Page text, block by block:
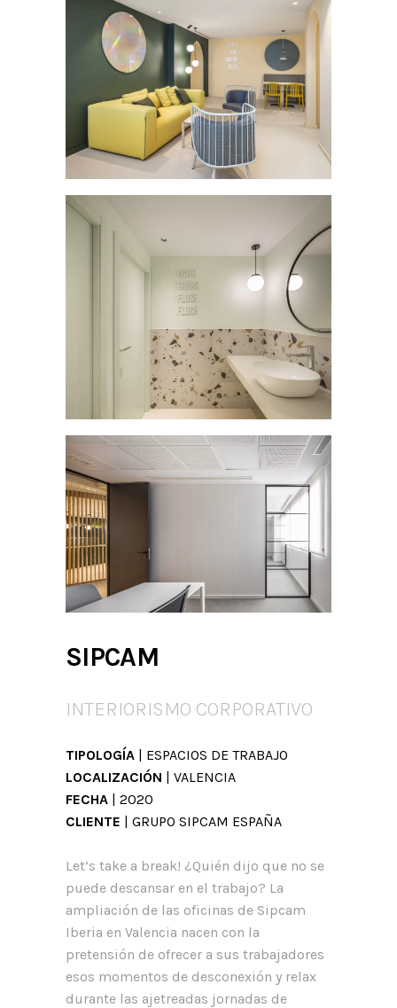
SIPCAM
INTERIORISMO CORPORATIVO
TIPOLOGÍA | ESPACIOS DE TRABAJO
LOCALIZACIÓN | VALENCIA
FECHA | 2020
CLIENTE | GRUPO SIPCAM ESPAÑA
Let’s take a break! ¿Quién dijo que no se
puede descansar en el trabajo? La
ampliación de las oficinas de Sipcam
Iberia en Valencia nacen con la
pretensión de ofrecer a sus trabajadores
esos momentos de desconexión y relax
durante las ajetreadas jornadas de